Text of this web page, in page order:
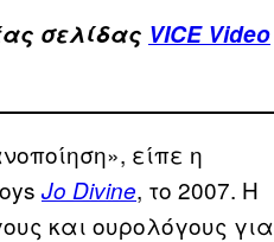
σελίδας VICE Video
είπε η
Jo Divine, το 2007. Η
και ουρολόγους για